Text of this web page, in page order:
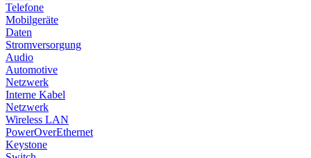
Telefone
Mobilgeräte
Daten
Stromversorgung
Audio
Automotive
Netzwerk
Interne Kabel
Netzwerk
Wireless LAN
PowerOverEthernet
Keystone